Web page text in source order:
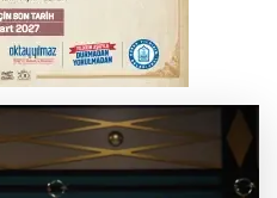
Erdoğan'ın 32 yıl önceki
yüzüne çıktı